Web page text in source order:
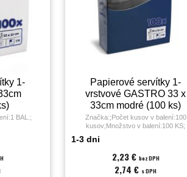
1-
BAL.;
Papierové servítky 1-
vrstvové GASTRO 33 x
33cm modré (100 ks)
Značka:;Počet kusov v balení:100
kusov;Množstvo v balení:100 KS;
1-3 dni
2,23 € bez DPH
2,74 € s DPH